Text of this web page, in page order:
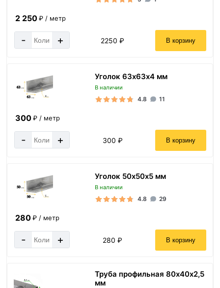
2 250₽ / метр
- + 2250 ₽ В корзину
Уголок 63х63х4 мм
В наличии
4.8 11
300₽ / метр
- + 300 ₽ В корзину
Уголок 50х50х5 мм
В наличии
4.8 29
280₽ / метр
- + 280 ₽ В корзину
Труба профильная 80х40х2,5
мм